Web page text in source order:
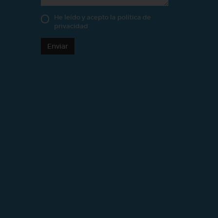
He leído y acepto la política de
privacidad
Enviar